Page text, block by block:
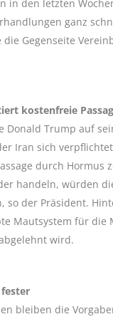
in den letzten
ganz
Gegenseite
kostenfreie
Donald Trump auf
Iran sich
durch Hormus
handeln, würden
so der Präsident.
Mautsystem für die
wird.
bleiben die